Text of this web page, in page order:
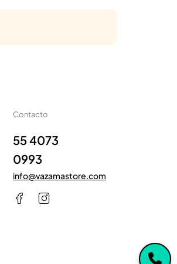
Contacto
55 4073
0993
info@vazamastore.com